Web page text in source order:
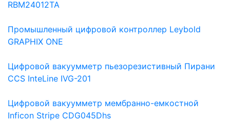
RBM24012TA
Промышленный цифровой контроллер Leybold
GRAPHIX ONE
Цифровой вакуумметр пьезорезистивный Пирани
CCS InteLine IVG-201
Цифровой вакуумметр мембранно-емкостной
Inficon Stripe CDG045Dhs